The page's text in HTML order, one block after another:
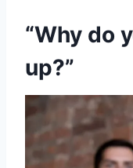
“Why do
up?”